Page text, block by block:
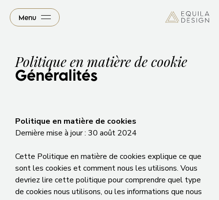
Menu
Politique en matière de cookie
Généralités
Politique en matière de cookies
Dernière mise à jour : 30 août 2024
Cette Politique en matière de cookies explique ce que
sont les cookies et comment nous les utilisons. Vous
devriez lire cette politique pour comprendre quel type
de cookies nous utilisons, ou les informations que nous